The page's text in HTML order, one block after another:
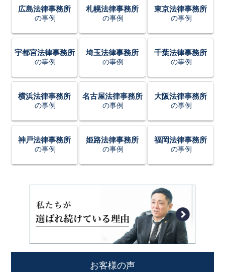
広島法律事務所
の事例
札幌法律事務所
の事例
東京法律事務所
の事例
宇都宮法律事務所
の事例
埼玉法律事務所
の事例
千葉法律事務所
の事例
横浜法律事務所
の事例
名古屋法律事務所
の事例
大阪法律事務所
の事例
神戸法律事務所
の事例
姫路法律事務所
の事例
福岡法律事務所
の事例
お客様の声